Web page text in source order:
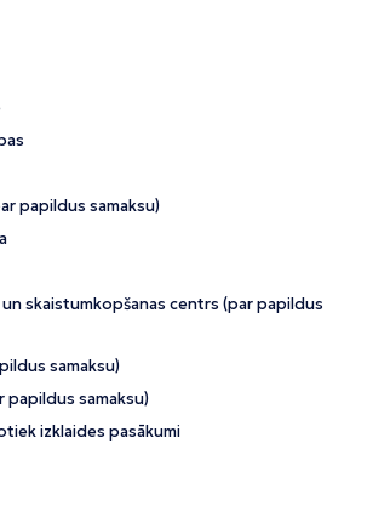
papildus samaksu)
skaistumkopšanas centrs (par papildus
samaksu)
papildus samaksu)
izklaides pasākumi